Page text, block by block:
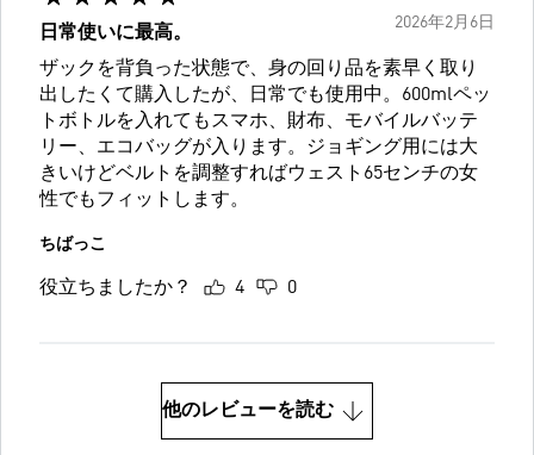
2026年2月6日
日常使いに最高。
ザックを背負った状態で、身の回り品を素早く取り
出したくて購入したが、日常でも使用中。600mlペッ
トボトルを入れてもスマホ、財布、モバイルバッテ
リー、エコバッグが入ります。ジョギング用には大
きいけどベルトを調整すればウェスト65センチの女
性でもフィットします。
ちばっこ
役立ちましたか？ 4 0
他のレビューを読む